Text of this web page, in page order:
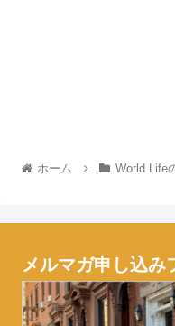
ホーム World Life
メルマガ申し込み